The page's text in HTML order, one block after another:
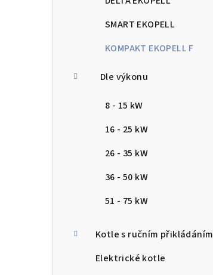
SMART EKOPELL
KOMPAKT EKOPELL F
Dle výkonu
8 - 15 kW
16 - 25 kW
26 - 35 kW
36 - 50 kW
51 - 75 kW
Kotle s ručním přikládáním
Elektrické kotle